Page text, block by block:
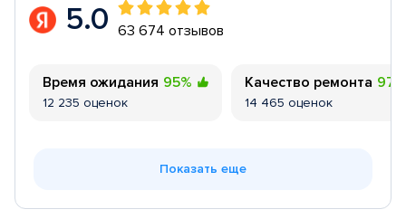
5.0 63 674 отзывов
Время ожидания 95%
12 235 оценок
Качество ремонта 97%
14 465 оценок
Показать еще